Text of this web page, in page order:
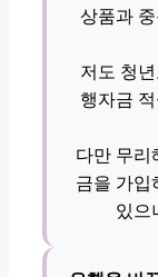
상품과
저도 청
행자금
다만 무리
금을 가입
있으